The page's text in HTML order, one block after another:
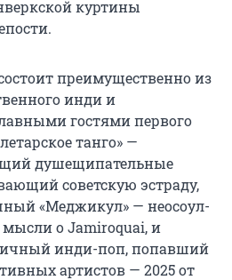
куртины
преимущественно из
инди и
гостями первого
танго» —
душещипательные
советскую эстраду,
«Меджикул» — неосоул-
о Jamiroquai, и
инди-поп, попавший
артистов — 2025 от